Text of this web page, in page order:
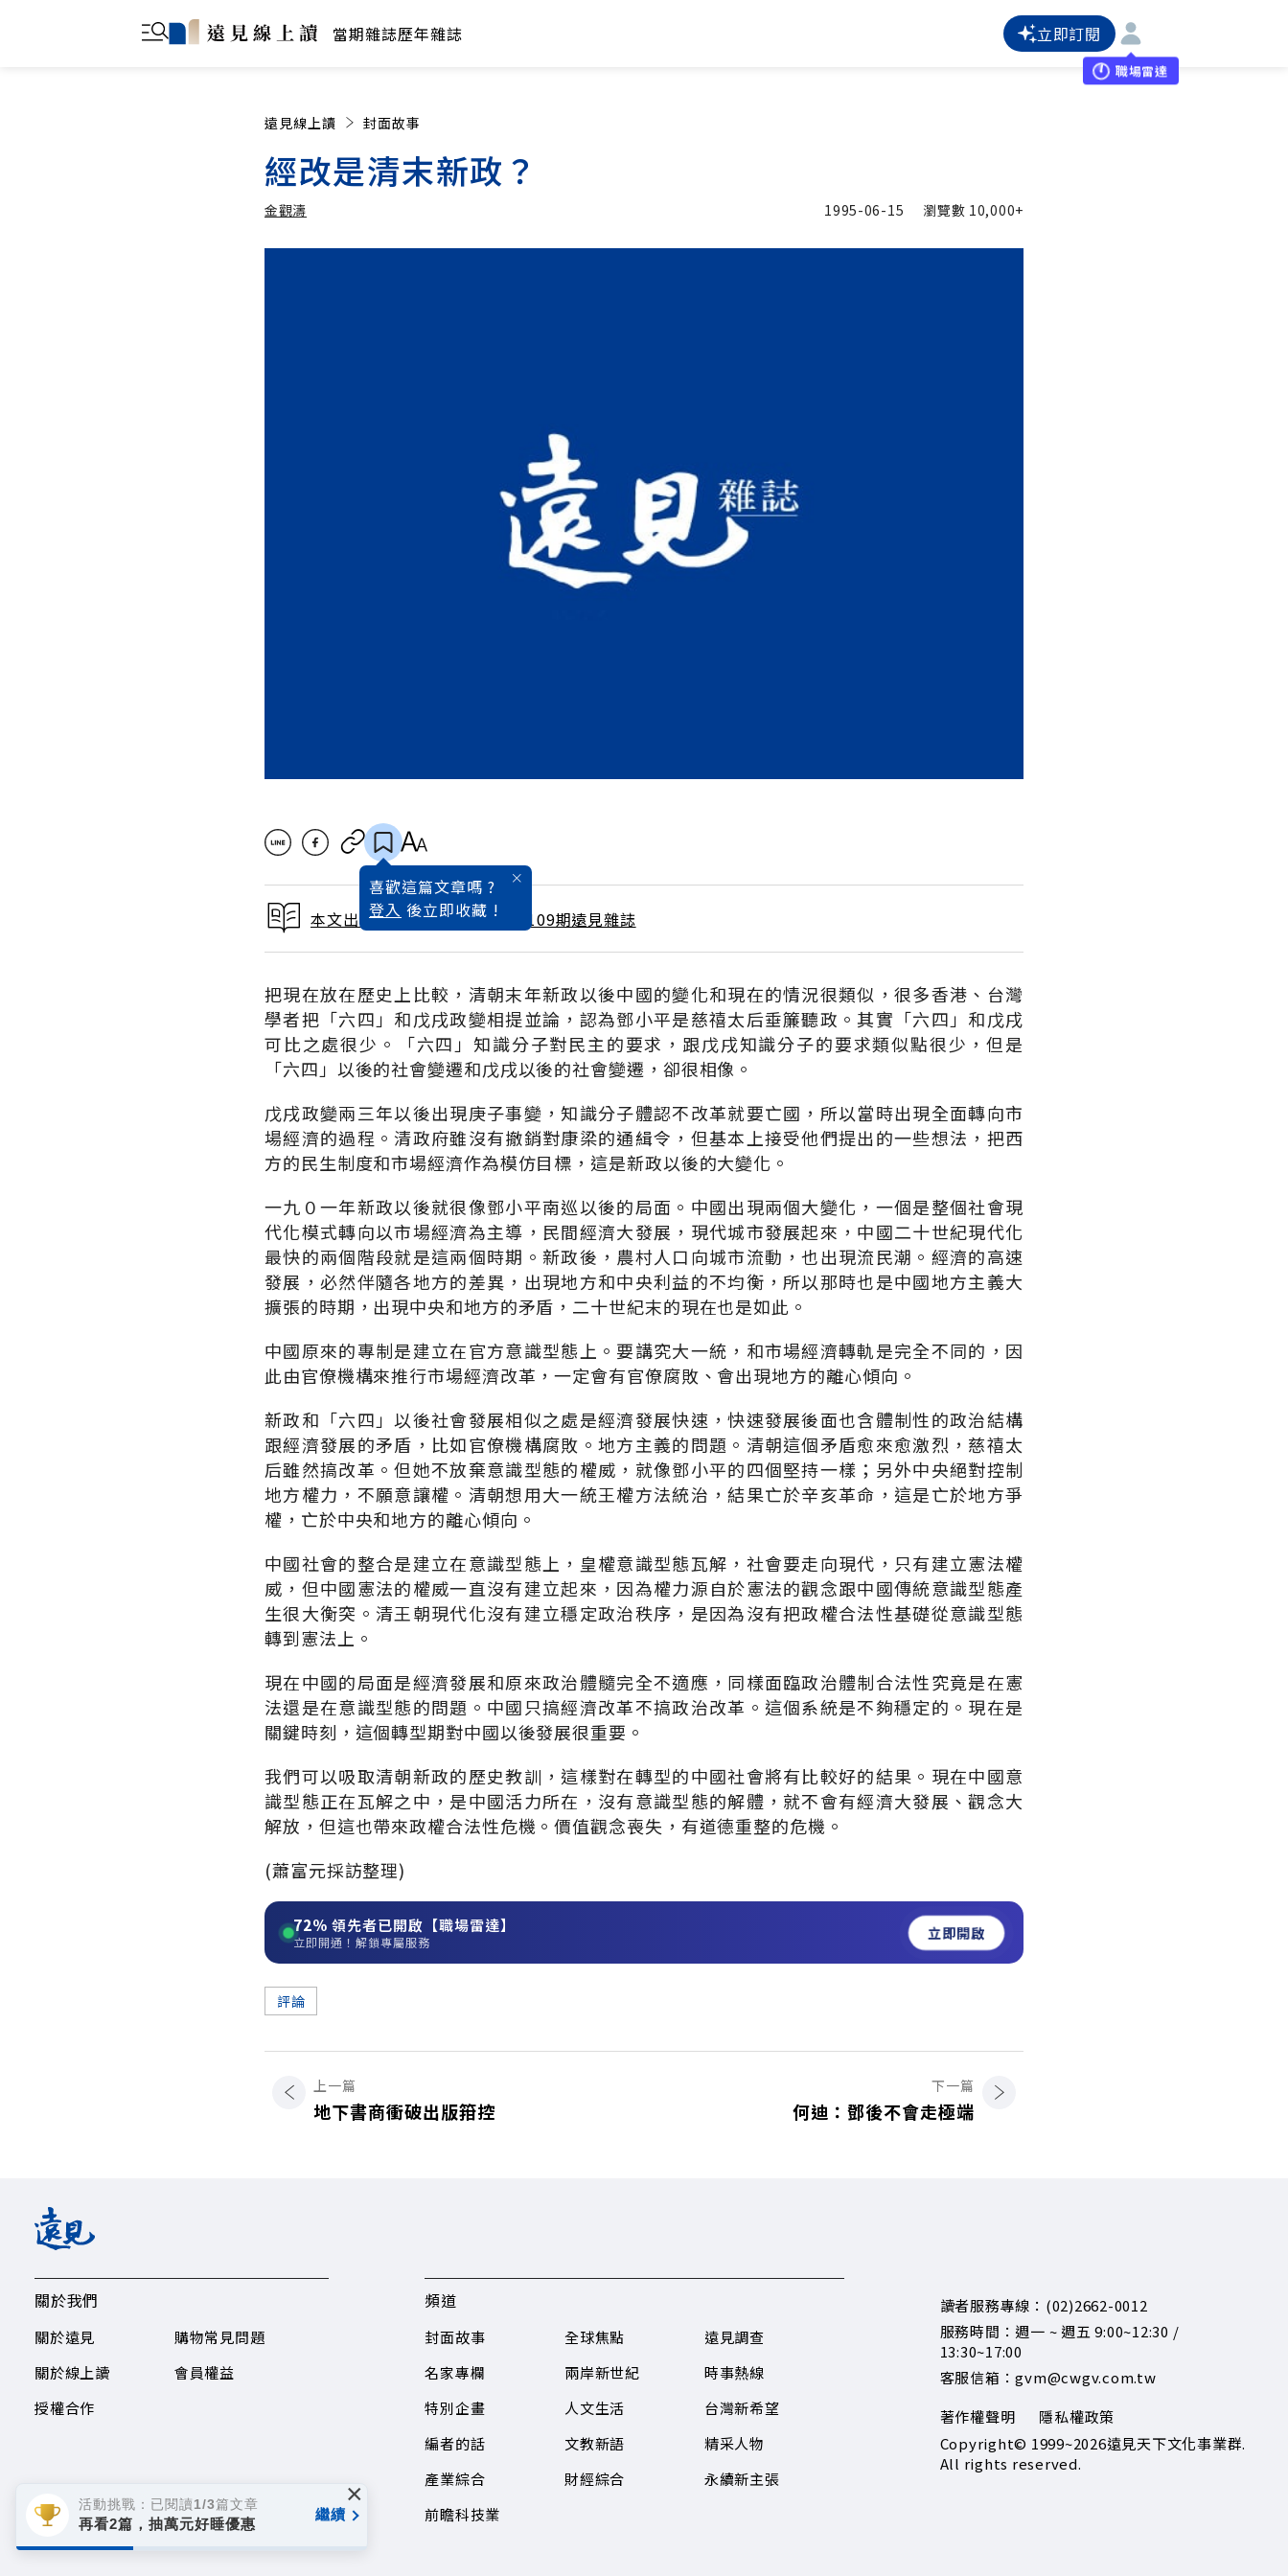
當期雜誌歷年雜誌 立即訂閱
職場雷達
遠見線上讀 封面故事
經改是清末新政？
金觀濤 1995-06-15 瀏覽數 10,000+
喜歡這篇文章嗎 ?
登入 後立即收藏 !
本文出自 1995 / 7月號雜誌 第109期遠見雜誌
把現在放在歷史上比較，清朝末年新政以後中國的變化和現在的情況很類似，很多香港、台灣
學者把「六四」和戊戌政變相提並論，認為鄧小平是慈禧太后垂簾聽政。其實「六四」和戊戌
可比之處很少。「六四」知識分子對民主的要求，跟戊戌知識分子的要求類似點很少，但是
「六四」以後的社會變遷和戊戌以後的社會變遷，卻很相像。
戊戌政變兩三年以後出現庚子事變，知識分子體認不改革就要亡國，所以當時出現全面轉向市
場經濟的過程。清政府雖沒有撤銷對康梁的通緝令，但基本上接受他們提出的一些想法，把西
方的民生制度和市場經濟作為模仿目標，這是新政以後的大變化。
一九０一年新政以後就很像鄧小平南巡以後的局面。中國出現兩個大變化，一個是整個社會現
代化模式轉向以市場經濟為主導，民間經濟大發展，現代城市發展起來，中國二十世紀現代化
最快的兩個階段就是這兩個時期。新政後，農村人口向城市流動，也出現流民潮。經濟的高速
發展，必然伴隨各地方的差異，出現地方和中央利益的不均衡，所以那時也是中國地方主義大
擴張的時期，出現中央和地方的矛盾，二十世紀末的現在也是如此。
中國原來的專制是建立在官方意識型態上。要講究大一統，和市場經濟轉軌是完全不同的，因
此由官僚機構來推行市場經濟改革，一定會有官僚腐敗、會出現地方的離心傾向。
新政和「六四」以後社會發展相似之處是經濟發展快速，快速發展後面也含體制性的政治結構
跟經濟發展的矛盾，比如官僚機構腐敗。地方主義的問題。清朝這個矛盾愈來愈激烈，慈禧太
后雖然搞改革。但她不放棄意識型態的權威，就像鄧小平的四個堅持一樣；另外中央絕對控制
地方權力，不願意讓權。清朝想用大一統王權方法統治，結果亡於辛亥革命，這是亡於地方爭
權，亡於中央和地方的離心傾向。
中國社會的整合是建立在意識型態上，皇權意識型態瓦解，社會要走向現代，只有建立憲法權
威，但中國憲法的權威一直沒有建立起來，因為權力源自於憲法的觀念跟中國傳統意識型態產
生很大衡突。清王朝現代化沒有建立穩定政治秩序，是因為沒有把政權合法性基礎從意識型態
轉到憲法上。
現在中國的局面是經濟發展和原來政治體髓完全不適應，同樣面臨政治體制合法性究竟是在憲
法還是在意識型態的問題。中國只搞經濟改革不搞政治改革。這個系統是不夠穩定的。現在是
關鍵時刻，這個轉型期對中國以後發展很重要。
我們可以吸取清朝新政的歷史教訓，這樣對在轉型的中國社會將有比較好的結果。現在中國意
識型態正在瓦解之中，是中國活力所在，沒有意識型態的解體，就不會有經濟大發展、觀念大
解放，但這也帶來政權合法性危機。價值觀念喪失，有道德重整的危機。
(蕭富元採訪整理)
72% 領先者已開啟【職場雷達】
立即開通！解鎖專屬服務 立即開啟
評論
上一篇
地下書商衝破出版箝控
下一篇
何迪：鄧後不會走極端
關於我們
關於遠見
關於線上讀
授權合作
購物常見問題
會員權益
頻道
封面故事
名家專欄
特別企畫
編者的話
產業綜合
前瞻科技業
全球焦點
兩岸新世紀
人文生活
文教新語
財經綜合
遠見調查
時事熱線
台灣新希望
精采人物
永續新主張
讀者服務專線：(02)2662-0012
服務時間：週一 ~ 週五 9:00~12:30 /
13:30~17:00
客服信箱：gvm@cwgv.com.tw
著作權聲明
隱私權政策
Copyright© 1999~2026遠見天下文化事業群.
All rights reserved.
活動挑戰：已閱讀1/3篇文章
再看2篇，抽萬元好睡優惠
繼續
×